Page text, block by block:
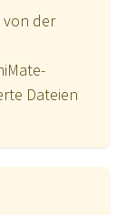
der
Dateien